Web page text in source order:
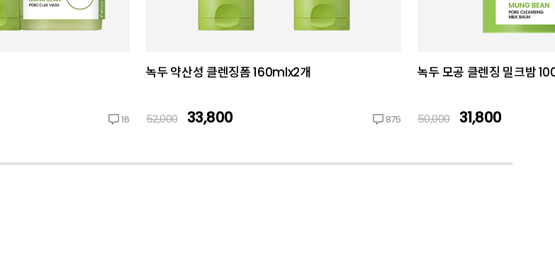
16
녹두 약산성 클렌징폼 160mlx2개
52,000 33,800 875
녹두 모공 클렌징 밀크밤
50,000 31,800